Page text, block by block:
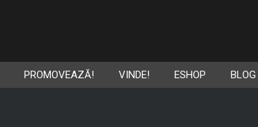
PROMOVEAZĂ! VINDE! ESHOP BLOG